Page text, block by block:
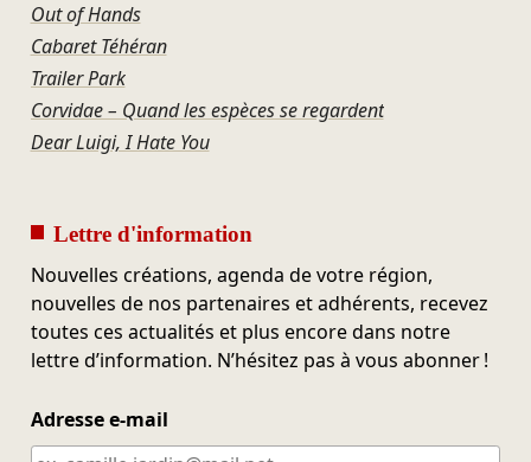
Out of Hands
Cabaret Téhéran
Trailer Park
Corvidae – Quand les espèces se regardent
Dear Luigi, I Hate You
Lettre d'information
Nouvelles créations, agenda de votre région,
nouvelles de nos partenaires et adhérents, recevez
toutes ces actualités et plus encore dans notre
lettre d’information. N’hésitez pas à vous abonner !
Adresse e-mail